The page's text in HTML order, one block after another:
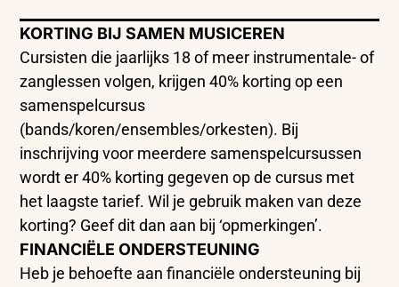
KORTING BIJ SAMEN MUSICEREN
Cursisten die jaarlijks 18 of meer instrumentale- of
zanglessen volgen, krijgen 40% korting op een
samenspelcursus
(bands/koren/ensembles/orkesten). Bij
inschrijving voor meerdere samenspelcursussen
wordt er 40% korting gegeven op de cursus met
het laagste tarief. Wil je gebruik maken van deze
korting? Geef dit dan aan bij ‘opmerkingen’.
FINANCIËLE ONDERSTEUNING
Heb je behoefte aan financiële ondersteuning bij